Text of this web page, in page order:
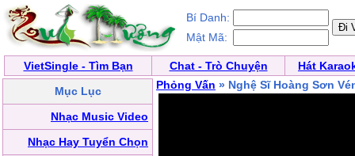
Bí Danh:
Mật Mã:
VietSingle - Tìm Bạn Chat - Trò Chuyện
Hát
Mục Lục
Nhạc Music Video
Nhạc Hay Tuyển Chọn
Phỏng Vấn » Nghệ Sĩ Hoàng Sơn